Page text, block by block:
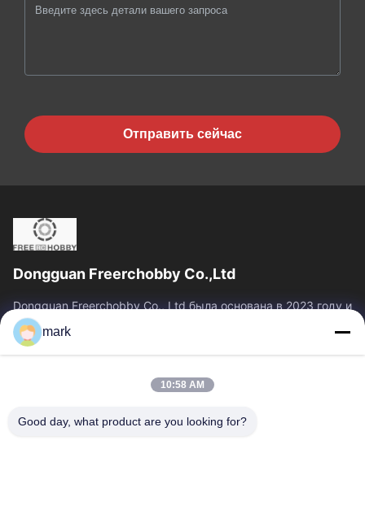
Отправить сейчас
Dongguan Freerchobby Co.,Ltd
Dongguan Freerchobby Co., Ltd была основана в 2023 году и
расположена в Донгуане, известном как фабрика
мира.Современный завод ООО занимает площадь...
Быстрые Связи
Продукция
О Компании
Наша Фабрика
mark
10:58 AM
Good day, what product are you looking for?